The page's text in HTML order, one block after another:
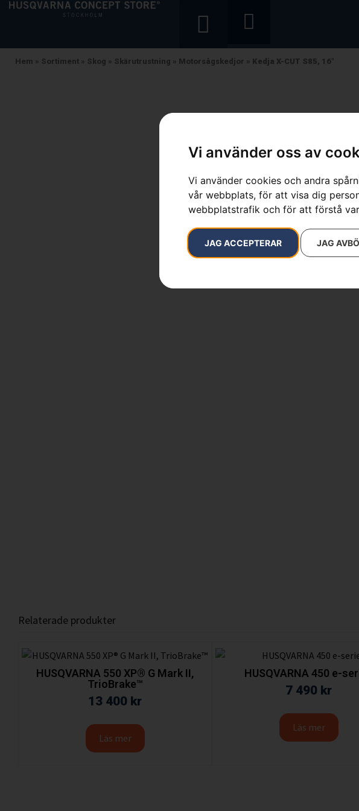
Vi använder oss av
Vi använder cookies och andra
vår webbplats, för att visa dig
webbplatstrafik och för att förstå
JAG ACCEPTERAR JAG
Hem » Sortiment » Skog » Skärutrustning » Motorsågskedjor » Kedja X-CUT S85, 16″
Relaterade produkter
HUSQVARNA 550 XP® G Mark II,
TrioBrake™
13 400 kr
Läs mer
HUSQVARNA 450 e-
7 490 kr
Läs mer